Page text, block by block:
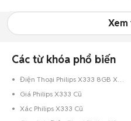
Xem
Các từ khóa phổ biến
Điện Thoại Philips X333 8GB Xanh Dương
Giá Philips X333 Cũ
Xác Philips X333 Cũ